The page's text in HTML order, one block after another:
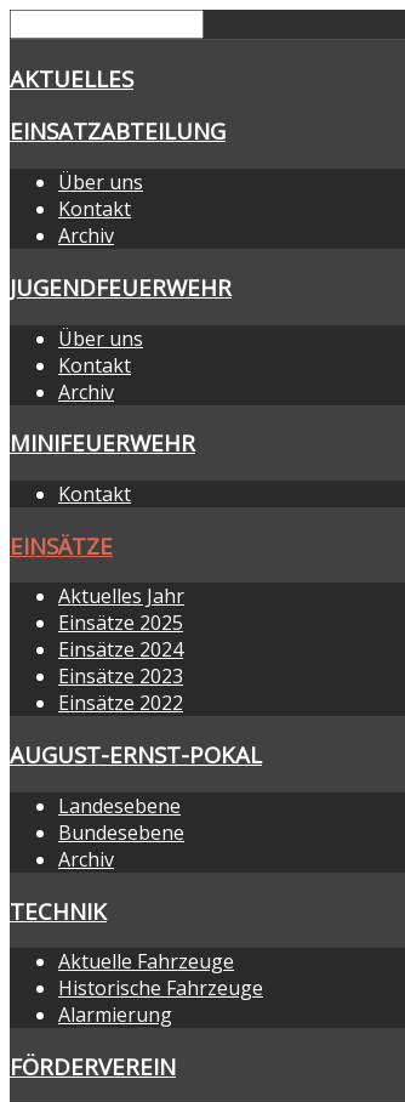
AKTUELLES
EINSATZABTEILUNG
Über uns
Kontakt
Archiv
JUGENDFEUERWEHR
Über uns
Kontakt
Archiv
MINIFEUERWEHR
Kontakt
EINSÄTZE
Aktuelles Jahr
Einsätze 2025
Einsätze 2024
Einsätze 2023
Einsätze 2022
AUGUST-ERNST-POKAL
Landesebene
Bundesebene
Archiv
TECHNIK
Aktuelle Fahrzeuge
Historische Fahrzeuge
Alarmierung
FÖRDERVEREIN